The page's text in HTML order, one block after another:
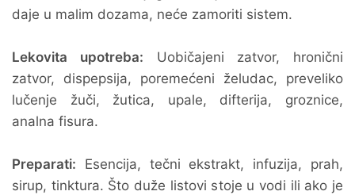
daje u malim dozama, neće zamoriti sistem.
Lekovita upotreba: Uobičajeni zatvor, hronični
zatvor, dispepsija, poremećeni želudac, preveliko
lučenje žuči, žutica, upale, difterija, groznice,
analna fisura.
Preparati: Esencija, tečni ekstrakt, infuzija, prah,
sirup, tinktura. Što duže listovi stoje u vodi ili ako je